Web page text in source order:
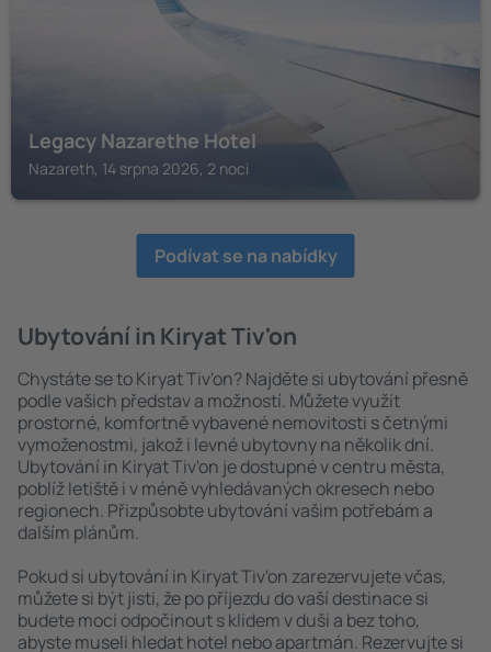
Legacy Nazarethe Hotel
Nazareth, 14 srpna 2026, 2 noci
Podívat se na nabídky
Ubytování in Kiryat Tiv'on
Chystáte se to Kiryat Tiv'on? Najděte si ubytování přesně
podle vašich představ a možností. Můžete využít
prostorné, komfortně vybavené nemovitosti s četnými
vymoženostmi, jakož i levné ubytovny na několik dní.
Ubytování in Kiryat Tiv'on je dostupné v centru města,
poblíž letiště i v méně vyhledávaných okresech nebo
regionech. Přizpůsobte ubytování vašim potřebám a
dalším plánům.
Pokud si ubytování in Kiryat Tiv'on zarezervujete včas,
můžete si být jisti, že po příjezdu do vaší destinace si
budete moci odpočinout s klidem v duši a bez toho,
abyste museli hledat hotel nebo apartmán. Rezervujte si